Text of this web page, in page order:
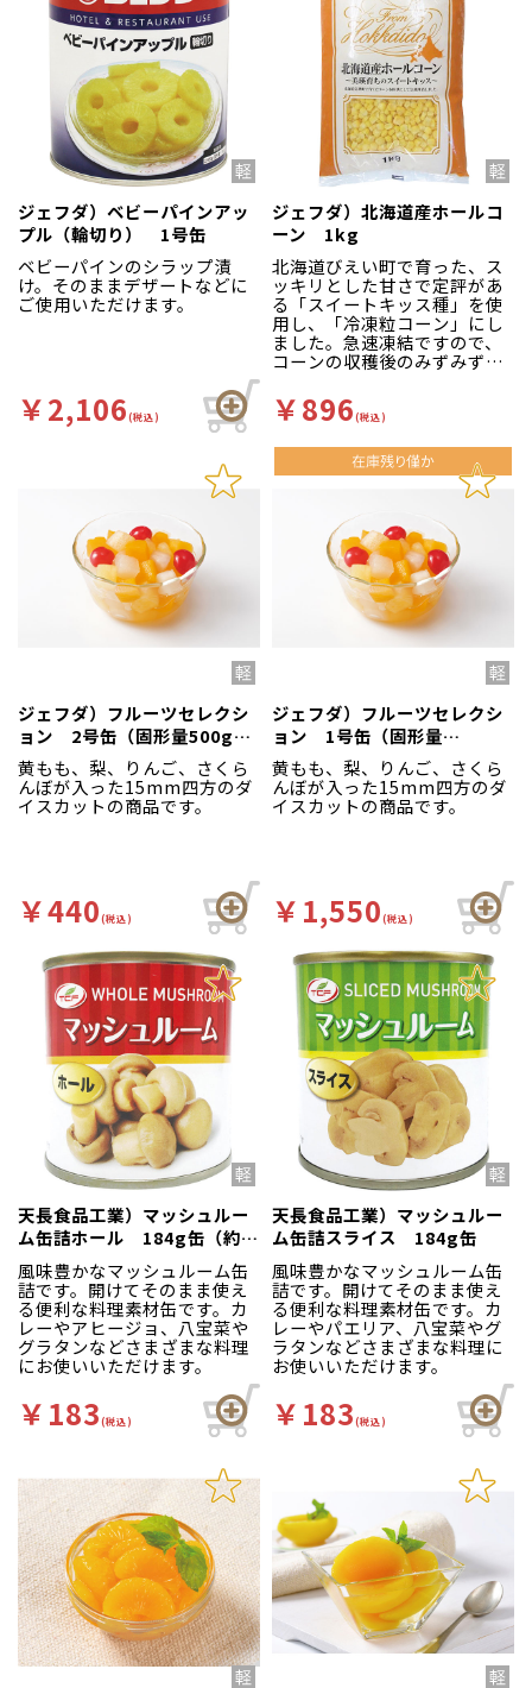
ジェフダ）ベビーパインアッ
プル（輪切り） 1号缶
ベビーパインのシラップ漬
け。そのままデザートなどに
ご使用いただけます。
￥2,106(税込)
ジェフダ）北海道産ホールコ
ーン 1kg
北海道びえい町で育った、ス
ッキリとした甘さで定評があ
る「スイートキッス種」を使
用し、「冷凍粒コーン」にし
ました。急速凍結ですので、
コーンの収穫後のみずみずし
ます。
￥896(税込)
ジェフダ）フルーツセレクシ
ョン 2号缶（固形量500g、
内容総量850g）
黄もも、梨、りんご、さくら
んぼが入った15mm四方のダ
イスカットの商品です。
￥440(税込)
ジェフダ）フルーツセレクシ
ョン 1号缶（固形量
1800g、内容総量3000g）
黄もも、梨、りんご、さくら
んぼが入った15mm四方のダ
イスカットの商品です。
￥1,550(税込)
天長食品工業）マッシュルー
ム缶詰ホール 184g缶（約
10～30個入）
風味豊かなマッシュルーム缶
詰です。開けてそのまま使え
る便利な料理素材缶です。カ
レーやアヒージョ、八宝菜や
グラタンなどさまざまな料理
にお使いいただけます。
￥183(税込)
天長食品工業）マッシュルー
ム缶詰スライス 184g缶
風味豊かなマッシュルーム缶
詰です。開けてそのまま使え
る便利な料理素材缶です。カ
レーやパエリア、八宝菜やグ
ラタンなどさまざまな料理に
お使いいただけます。
￥183(税込)